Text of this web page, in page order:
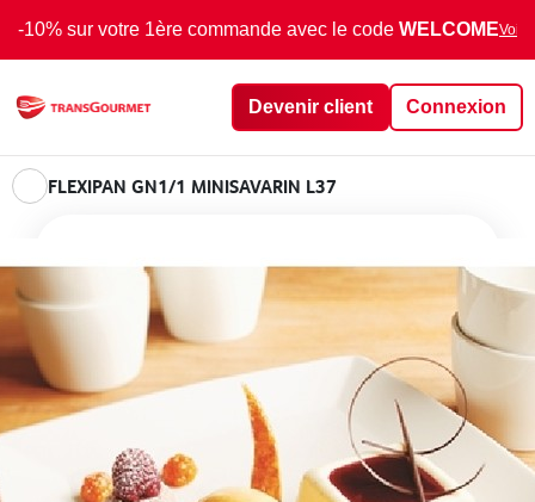
-10% sur votre 1ère commande avec le code WELCOMEVoir
Devenir client Connexion
FLEXIPAN GN1/1 MINISAVARIN L37